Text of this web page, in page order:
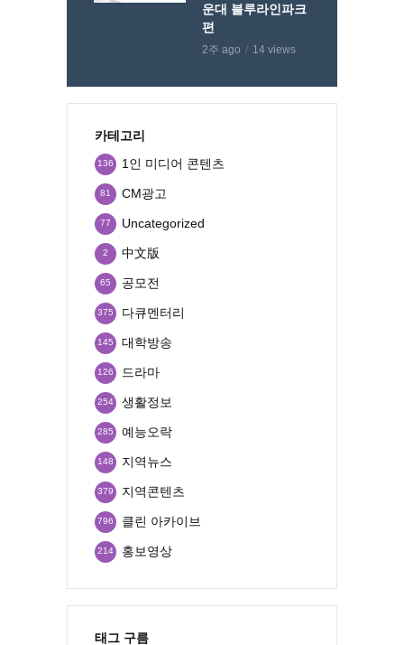
운대 블루라인파크
편
2주 ago 14 views
카테고리
1인 미디어 콘텐츠
136
CM광고
81
Uncategorized
77
中文版
2
공모전
65
다큐멘터리
375
대학방송
145
드라마
126
생활정보
254
예능오락
285
지역뉴스
148
지역콘텐츠
379
클린 아카이브
796
홍보영상
214
태그 구름